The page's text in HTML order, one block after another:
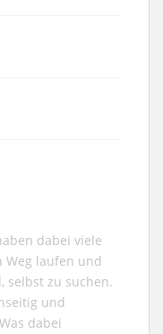
dabei viele
Weg laufen und
selbst zu suchen.
und
dabei